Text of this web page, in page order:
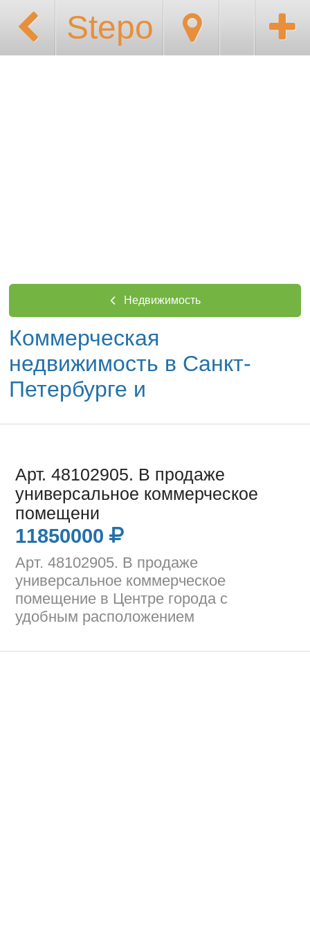
Stepo
Недвижимость
Коммерческая
недвижимость в Санкт-
Петербурге и
Арт. 48102905. В продаже
универсальное коммерческое
помещени
11850000
Арт. 48102905. В продаже
универсальное коммерческое
помещение в Центре города с
удобным расположением